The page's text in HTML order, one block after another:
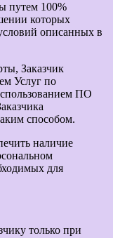
путем 100%
которых
описанных в
Заказчик
Услуг по
ПО
способом.
наличие
для
только при